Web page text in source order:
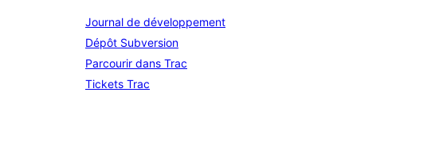
Journal de développement
Dépôt Subversion
Parcourir dans Trac
Tickets Trac